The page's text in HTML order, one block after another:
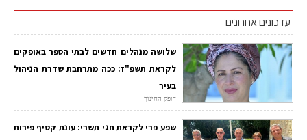
עדכונים אחרונים
שלושה מנהלים חדשים לבתי הספר באופקים
לקראת תשפ"ז: ככה מתרחבת שדרת הניהול
בעיר
דופק החינוך
שפע פרי לקראת חגי תשרי: עונת קטיף פירות